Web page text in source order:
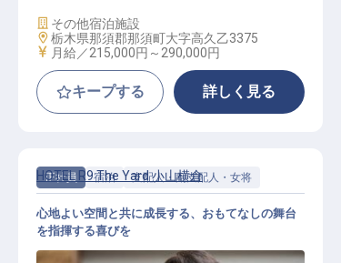
施設業態
その他宿泊施設
勤務地
栃木県那須郡那須町大字高久乙3375
給与
月給／215,000円～ 290,000円
キープする 詳しく見る
正社員 宿泊 支配人・副支配人・女将
HOTEL R9 The Yard 小山横倉
心地よい空間と共に成長する、おもてなしの舞台
を指揮する喜びを